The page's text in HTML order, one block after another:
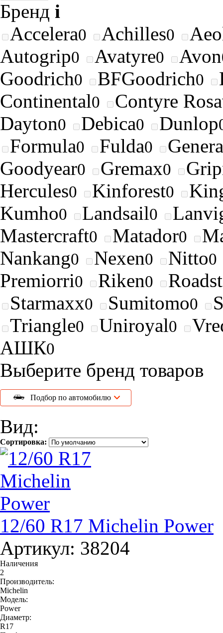
Бренд i
Accelera0 Achilles0
Autogrip0 Avatyre0 Avon
Goodrich0 BFGoodrich0
Continental0
Contyre
Dayton0 Debica0 Dunlop
Formula0 Fulda0
Goodyear0 Gremax0
Hercules0 Kinforest0
Kumho0 Landsail0
Mastercraft0 Matador0
Nankang0 Nexen0 Nitto0
Premiorri0 Riken0
Starmaxx0 Sumitomo0
Triangle0 Uniroyal0
АШК0
Выберите бренд товаров
Подбор по автомобилю
Вид:
Сортировка:
12/60 R17 Michelin Power
Артикул: 38204
Наличения
2
Производитель:
Michelin
Модель:
Power
Диаметр:
R17